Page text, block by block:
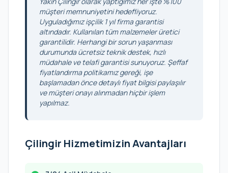
müşteri memnuniyetini hedefliyoruz.
Uyguladığımız işçilik 1 yıl firma garantisi
altındadır. Kullanılan tüm malzemeler üretici
garantilidir. Herhangi bir sorun yaşanması
durumunda ücretsiz teknik destek, hızlı
müdahale ve telafi garantisi sunuyoruz. Şeffaf
fiyatlandırma politikamız gereği, işe
başlamadan önce detaylı fiyat bilgisi paylaşılır
ve müşteri onayı alınmadan hiçbir işlem
yapılmaz.
Çilingir Hizmetimizin Avantajları